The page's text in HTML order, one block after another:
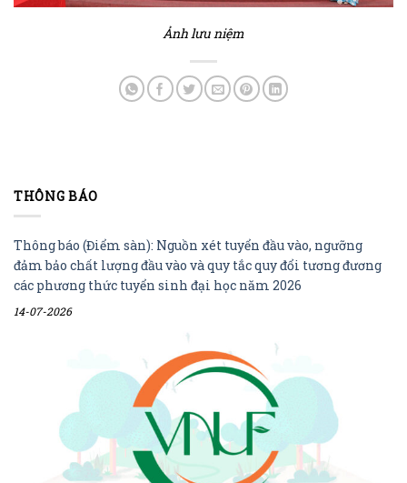
Ảnh lưu niệm
THÔNG BÁO
Thông báo (Điểm sàn): Nguồn xét tuyển đầu vào, ngưỡng
đảm bảo chất lượng đầu vào và quy tắc quy đổi tương đương
các phương thức tuyển sinh đại học năm 2026
14-07-2026